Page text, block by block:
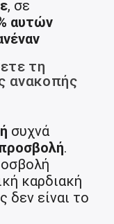
, σε
αυτών
τη
ανακοπής
συχνά
.
καρδιακή
δεν είναι το